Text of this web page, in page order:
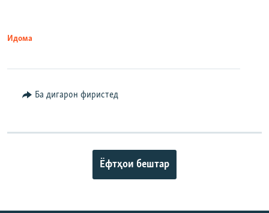
Идома
Ба дигарон фиристед
Ёфтҳои бештар